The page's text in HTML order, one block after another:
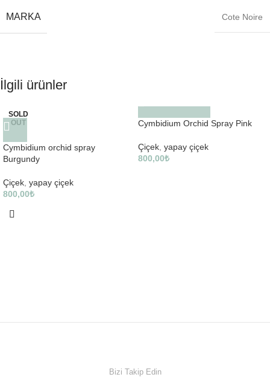
MARKA Cote Noire
İlgili ürünler
SOLD
OUT
Cymbidium orchid spray
Burgundy
Çiçek, yapay çiçek
800,00₺
Cymbidium Orchid Spray Pink
Çiçek, yapay çiçek
800,00₺
Bizi Takip Edin